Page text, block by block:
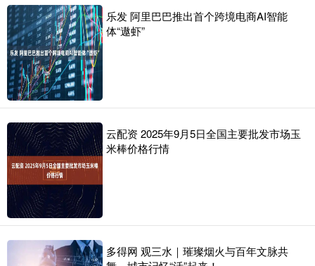
乐发 阿里巴巴推出首个跨境电商AI智能
体“遨虾”
云配资 2025年9月5日全国主要批发市场玉
米棒价格行情
多得网 观三水｜璀璨烟火与百年文脉共